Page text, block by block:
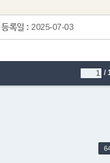
등록일 : 2025-07-03